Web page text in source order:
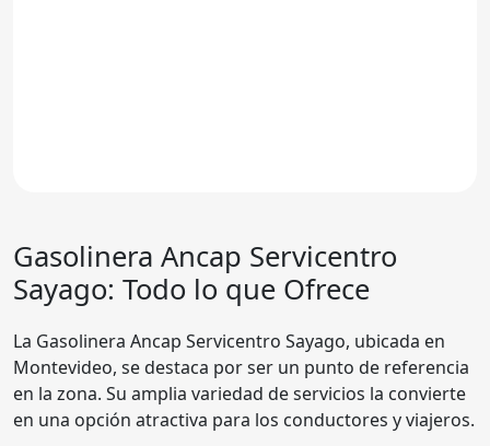
Gasolinera Ancap Servicentro
Sayago: Todo lo que Ofrece
La Gasolinera Ancap Servicentro Sayago, ubicada en
Montevideo, se destaca por ser un punto de referencia
en la zona. Su amplia variedad de servicios la convierte
en una opción atractiva para los conductores y viajeros.